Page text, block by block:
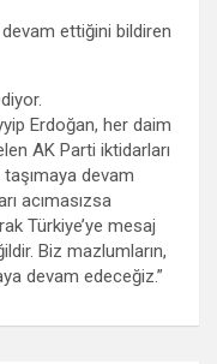
devam ettiğini bildiren
Erdoğan, her daim
AK Parti iktidarları
devam
acımasızsa
Türkiye’ye mesaj
Biz mazlumların,
devam edeceğiz.”